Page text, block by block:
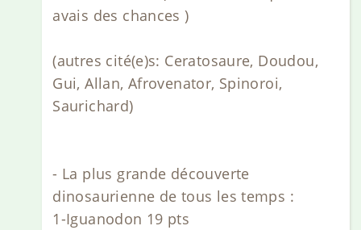
avais des chances )
(autres cité(e)s: Ceratosaure, Doudou,
Gui, Allan, Afrovenator, Spinoroi,
Saurichard)
- La plus grande découverte
dinosaurienne de tous les temps :
1-Iguanodon 19 pts